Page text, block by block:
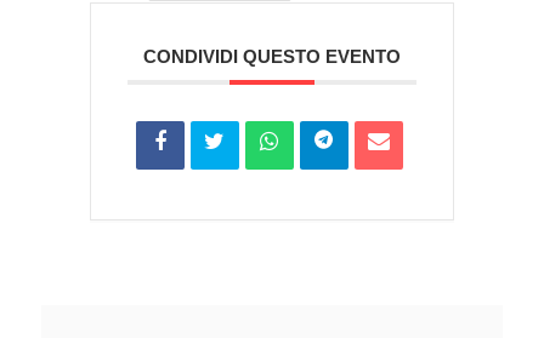
CONDIVIDI QUESTO EVENTO